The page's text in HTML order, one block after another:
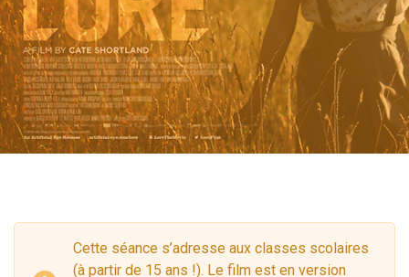
Cette séance s’adresse aux classes scolaires
(à partir de 15 ans !). Le film est en version